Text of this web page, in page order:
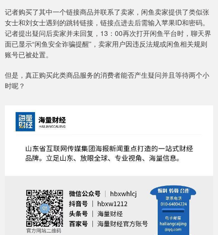
记者购买了其中一个链接商品并联系了卖家，闲鱼卖家提供了类似张
女士和刘女士遇到的跳转链接，链接点进去后需输入苹果ID和密码。
记者提出疑问后卖家并未回复，13：00再次打开闲鱼平台时，聊天界
面已显示“闲鱼安全诈骗提醒”，卖家用户因违反法规或闲鱼相关规则
账号已被处置。
但是，真正购买此类商品服务的消费者能否产生疑问并且等待两个小
时呢？